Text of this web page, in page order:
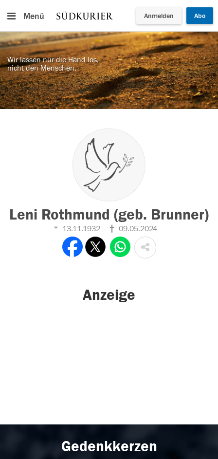
Menü Anmelden Abo
Wir lassen nur die Hand los,
nicht den Menschen.
Leni Rothmund (geb. Brunner)
13.11.1932 09.05.2024
Anzeige
Gedenkkerzen